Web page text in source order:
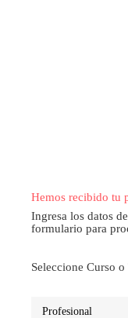
Hemos recibido tu
Ingresa los datos
formulario para
Seleccione Curso